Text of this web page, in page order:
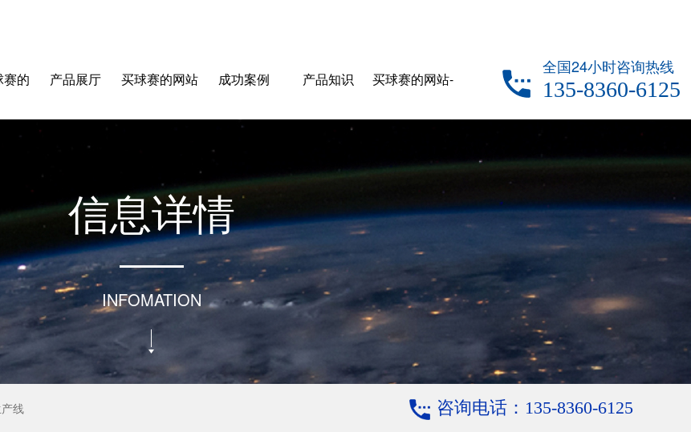
赛的 产品展厅 买球赛的网站 成功案例 产品知识 买球赛的网站-
全国24小时咨询热线
135-8360-6125
信息详情
INFOMATION
线 咨询电话：135-8360-6125